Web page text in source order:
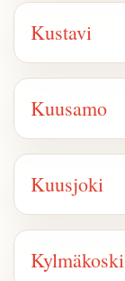
Kustavi
Kuusamo
Kuusjoki
Kylmäkoski